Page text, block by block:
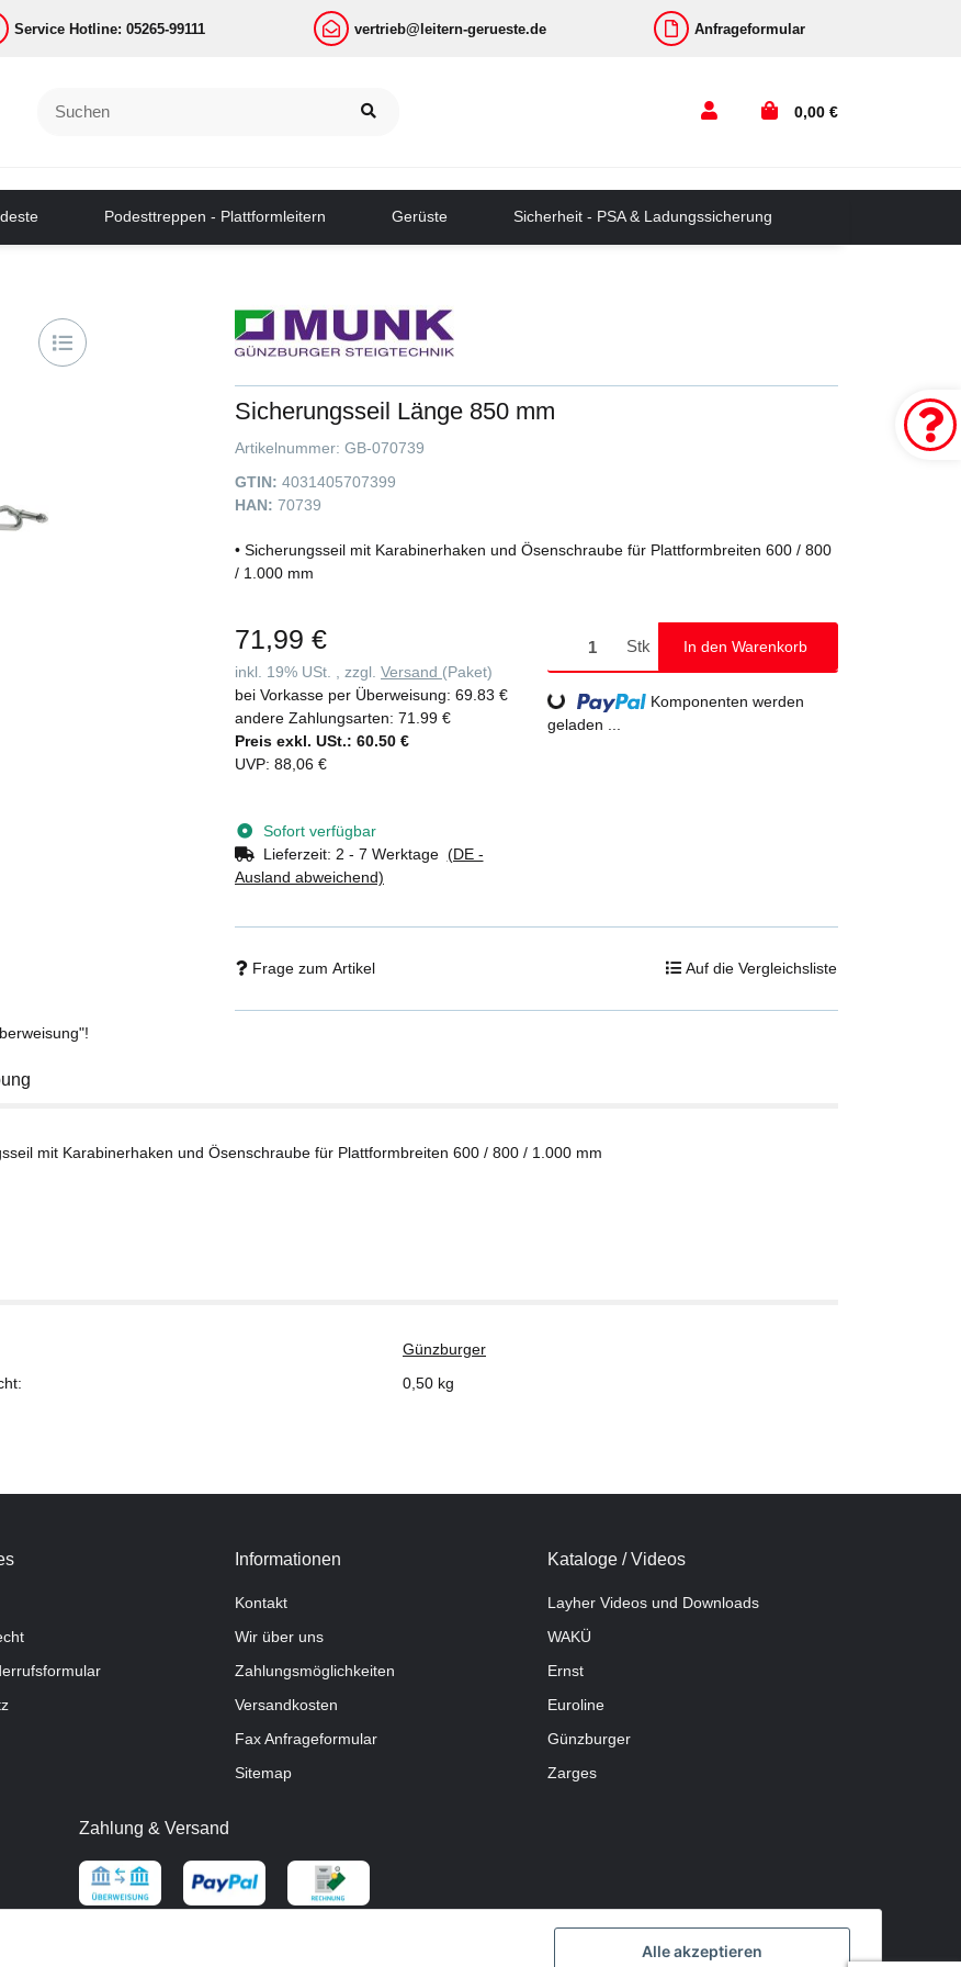
Service Hotline: 05265-99111 vertrieb@leitern-gerueste.de Anfrageformular
0,00 €
Podesttreppen - Plattformleitern Gerüste Sicherheit - PSA & Ladungssicherung
Sicherungsseil Länge 850 mm
Artikelnummer: GB-070739
GTIN: 4031405707399
HAN: 70739
• Sicherungsseil mit Karabinerhaken und Ösenschraube für Plattformbreiten 600 / 800
/ 1.000 mm
71,99 €
inkl. 19% USt. , zzgl. Versand (Paket)
bei Vorkasse per Überweisung: 69.83 €
andere Zahlungsarten: 71.99 €
Preis exkl. USt.: 60.50 €
UVP: 88,06 €
Sofort verfügbar
Lieferzeit: 2 - 7 Werktage (DE -
Ausland abweichend)
Stk In den Warenkorb
Loading...
Komponenten werden
geladen ...
Frage zum Artikel Auf die Vergleichsliste
mit Karabinerhaken und Ösenschraube für Plattformbreiten 600 / 800 / 1.000 mm
Günzburger
0,50 kg
Informationen
Kontakt
Wir über uns
Zahlungsmöglichkeiten
Versandkosten
Fax Anfrageformular
Sitemap
Kataloge / Videos
Layher Videos und Downloads
WAKÜ
Ernst
Euroline
Günzburger
Zarges
Zahlung & Versand
Alle akzeptieren